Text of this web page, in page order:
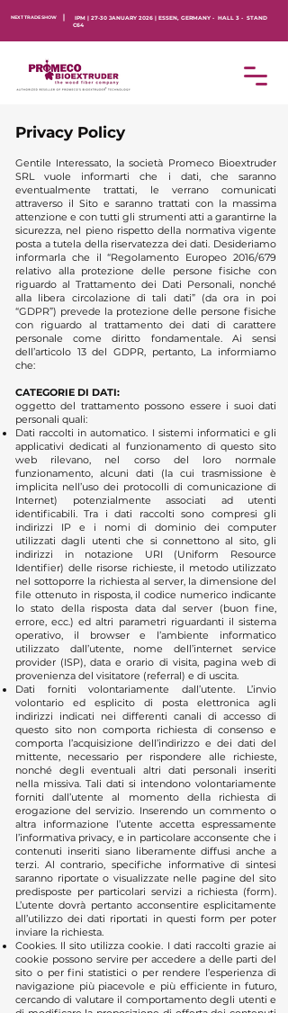
NEXT TRADE SHOW
IPM | 27-30 JANUARY 2026 | ESSEN, GERMANY - HALL 3 - STAND
C64
Privacy Policy
Gentile Interessato, la società Promeco Bioextruder
SRL vuole informarti che i dati, che saranno
eventualmente trattati, le verrano comunicati
attraverso il Sito e saranno trattati con la massima
attenzione e con tutti gli strumenti atti a garantirne la
sicurezza, nel pieno rispetto della normativa vigente
posta a tutela della riservatezza dei dati. Desideriamo
informarla che il “Regolamento Europeo 2016/679
relativo alla protezione delle persone fisiche con
riguardo al Trattamento dei Dati Personali, nonché
alla libera circolazione di tali dati” (da ora in poi
“GDPR”) prevede la protezione delle persone fisiche
con riguardo al trattamento dei dati di carattere
personale come diritto fondamentale. Ai sensi
dell’articolo 13 del GDPR, pertanto, La informiamo
che:
CATEGORIE DI DATI:
oggetto del trattamento possono essere i suoi dati
personali quali:
Dati raccolti in automatico. I sistemi informatici e gli
applicativi dedicati al funzionamento di questo sito
web rilevano, nel corso del loro normale
funzionamento, alcuni dati (la cui trasmissione è
implicita nell’uso dei protocolli di comunicazione di
Internet) potenzialmente associati ad utenti
identificabili. Tra i dati raccolti sono compresi gli
indirizzi IP e i nomi di dominio dei computer
utilizzati dagli utenti che si connettono al sito, gli
indirizzi in notazione URI (Uniform Resource
Identifier) delle risorse richieste, il metodo utilizzato
nel sottoporre la richiesta al server, la dimensione del
file ottenuto in risposta, il codice numerico indicante
lo stato della risposta data dal server (buon fine,
errore, ecc.) ed altri parametri riguardanti il sistema
operativo, il browser e l’ambiente informatico
utilizzato dall’utente, nome dell’internet service
provider (ISP), data e orario di visita, pagina web di
provenienza del visitatore (referral) e di uscita.
Dati forniti volontariamente dall’utente. L’invio
volontario ed esplicito di posta elettronica agli
indirizzi indicati nei differenti canali di accesso di
questo sito non comporta richiesta di consenso e
comporta l’acquisizione dell’indirizzo e dei dati del
mittente, necessario per rispondere alle richieste,
nonché degli eventuali altri dati personali inseriti
nella missiva. Tali dati si intendono volontariamente
forniti dall’utente al momento della richiesta di
erogazione del servizio. Inserendo un commento o
altra informazione l’utente accetta espressamente
l’informativa privacy, e in particolare acconsente che i
contenuti inseriti siano liberamente diffusi anche a
terzi. Al contrario, specifiche informative di sintesi
saranno riportate o visualizzate nelle pagine del sito
predisposte per particolari servizi a richiesta (form).
L’utente dovrà pertanto acconsentire esplicitamente
all’utilizzo dei dati riportati in questi form per poter
inviare la richiesta.
Cookies. Il sito utilizza cookie. I dati raccolti grazie ai
cookie possono servire per accedere a delle parti del
sito o per fini statistici o per rendere l’esperienza di
navigazione più piacevole e più efficiente in futuro,
cercando di valutare il comportamento degli utenti e